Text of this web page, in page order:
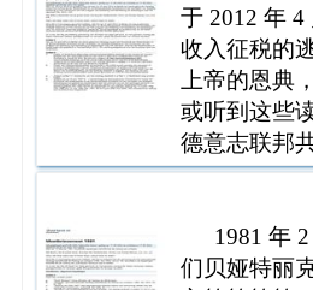
于 2012 年
收入征税的
上帝的恩典
或听到这些
德意志联邦
双重征税和
1981 年
们贝娅特丽